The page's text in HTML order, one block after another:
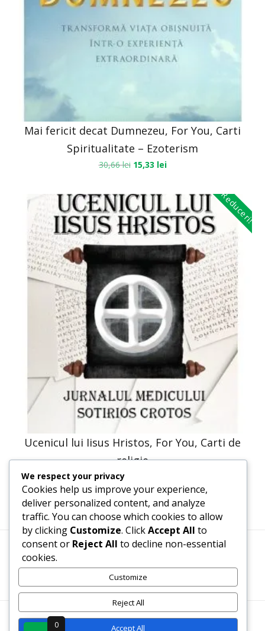
Mai fericit decat Dumnezeu, For You, Carti
Spiritualitate – Ezoterism
30,66lei 15,33 lei
Reduceri!
Ucenicul lui Iisus Hristos, For You, Carti de
religie
35,94lei
Termeni, Condiții & Protecția Datelor (GDPR)
WWW.RECENZII-CARTI.RO ©2026 TOATE DREPTURILE
We respect your privacy
Cookies help us improve your experience,
deliver personalized content, and analyze
traffic. You can choose which cookies to allow
by clicking Customize. ClickAccept All to
consent or Reject All to decline non-essential
cookies.
Customize
Reject All
Accept All
0